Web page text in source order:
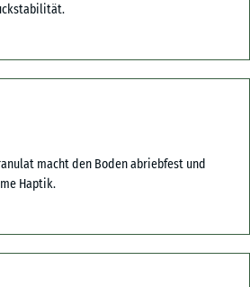
macht den Boden abriebfest und
Haptik.